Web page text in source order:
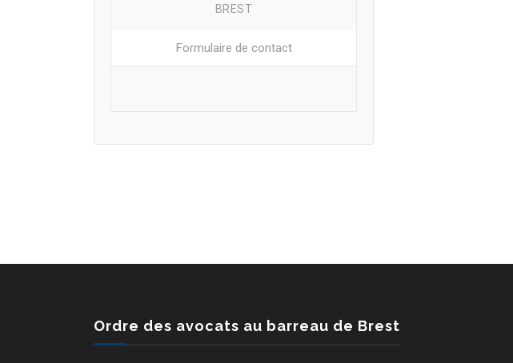
BREST
Formulaire de contact
Ordre des avocats au barreau de Brest